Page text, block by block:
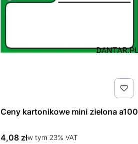
Ceny kartonikowe mini zielona a100
Cena brutto
4,08 złw tym %s VAT
w tym 23% VAT